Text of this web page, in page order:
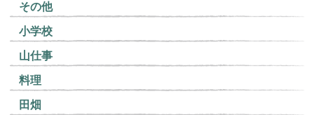
その他
小学校
山仕事
料理
田畑